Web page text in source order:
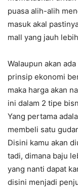
puasa alih-alih
masuk akal
mall yang jauh
Walaupun akan
prinsip ekonomi
maka harga akan
ini dalam 2 tipe
Yang pertama
membeli satu
Disini kamu akan
tadi, dimana baju
yang nanti dapat
disini menjadi